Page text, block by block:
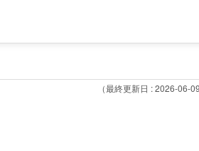
（最終更新日 : 2026-06-